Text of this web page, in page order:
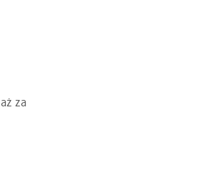
za